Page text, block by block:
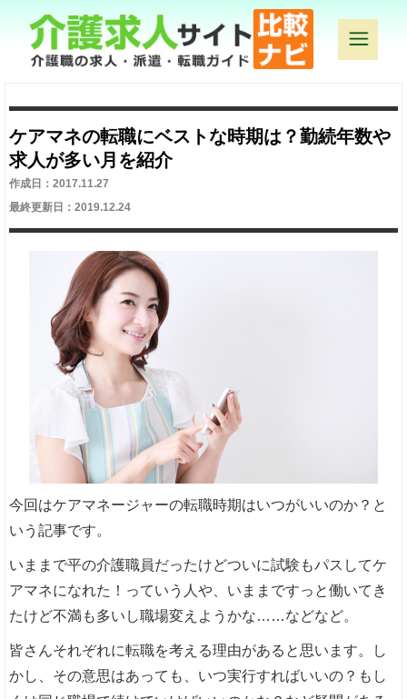
ケアマネの転職にベストな時期は？勤続年数や
求人が多い月を紹介
作成日：2017.11.27
最終更新日：2019.12.24
今回はケアマネージャーの転職時期はいつがいいのか？と
いう記事です。
いままで平の介護職員だったけどついに試験もパスしてケ
アマネになれた！っていう人や、いままですっと働いてき
たけど不満も多いし職場変えようかな……などなど。
皆さんそれぞれに転職を考える理由があると思います。し
かし、その意思はあっても、いつ実行すればいいの？もし